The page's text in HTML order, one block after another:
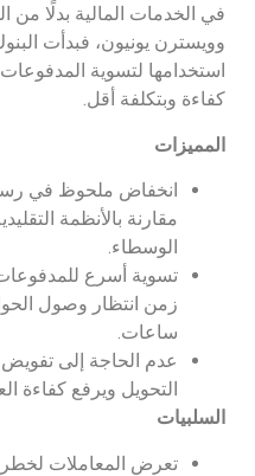
في الخدمات المالية بدلًا من
وويسترن يونيون، فبدأت
استخدامها لتسوية
كفاءة وبتكلفة أقل.
المميزات
انخفاض ملحوظ في
مقارنة بالأنظمة
الوسطاء.
تسوية أسرع
زمن انتظار وصول
ساعات.
عدم الحاجة إلى
التحويل ويرفع كفاءة
السلبيات
تعرض المعاملات لخطر